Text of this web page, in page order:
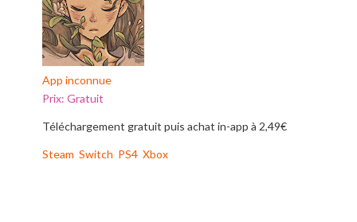
App inconnue
Prix: Gratuit
Téléchargement gratuit puis achat in-app à 2,49€
Steam Switch PS4 Xbox